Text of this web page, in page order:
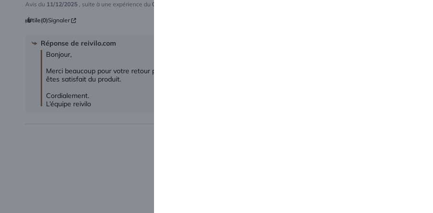
Avis du 11/12/2025 , suite à une expérience du05/11/2025
Utile(0)Signaler
Réponse de reivilo.com
Bonjour,
Merci beaucoup pour votre retour positif et votre note de 5/5 ! Nous sommes ravis d'apprendre que vous
êtes satisfait du produit.
Cordialement.
L’équipe reivilo